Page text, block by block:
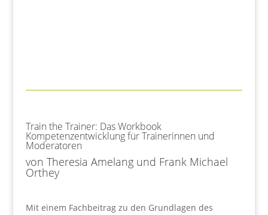
Train the Trainer: Das Workbook
Kompetenzentwicklung für Trainerinnen und
Moderatoren
von Theresia Amelang und Frank Michael
Orthey
Mit einem Fachbeitrag zu den Grundlagen des